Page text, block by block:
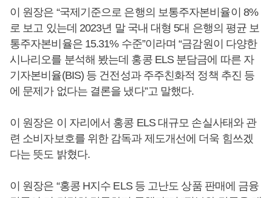
이 원장은 “국제기준으로 은행의 보통주자본비율이 8%
로 보고 있는데 2023년 말 국내 대형 5대 은행의 평균 보
통주자본비율은 15.31% 수준”이라며 “금감원이 다양한
시나리오를 분석해 봤는데 홍콩 ELS 분담금에 따른 자
기자본비율(BIS) 등 건전성과 주주친화적 정책 추진 등
에 문제가 없다는 결론을 냈다”고 말했다.
이 원장은 이 자리에서 홍콩 ELS 대규모 손실사태와 관
련 소비자보호를 위한 감독과 제도개선에 더욱 힘쓰겠
다는 뜻도 밝혔다.
이 원장은 “홍콩 H지수 ELS 등 고난도 상품 판매에 금융